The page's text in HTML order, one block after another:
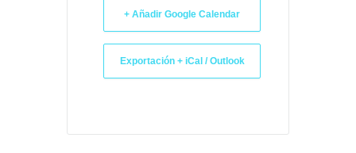
+ Añadir Google Calendar
Exportación + iCal / Outlook